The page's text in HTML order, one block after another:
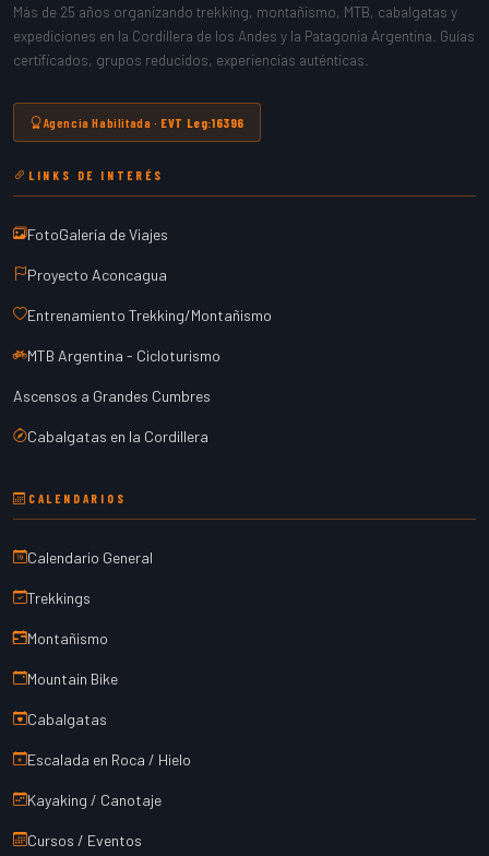
Más de 25 años organizando trekking, montañismo, MTB, cabalgatas y
expediciones en la Cordillera de los Andes y la Patagonia Argentina. Guías
certificados, grupos reducidos, experiencias auténticas.
Agencia Habilitada · EVT Leg:16396
LINKS DE INTERÉS
FotoGalería de Viajes
Proyecto Aconcagua
Entrenamiento Trekking/Montañismo
MTB Argentina - Cicloturismo
Ascensos a Grandes Cumbres
Cabalgatas en la Cordillera
CALENDARIOS
Calendario General
Trekkings
Montañismo
Mountain Bike
Cabalgatas
Escalada en Roca / Hielo
Kayaking / Canotaje
Cursos / Eventos